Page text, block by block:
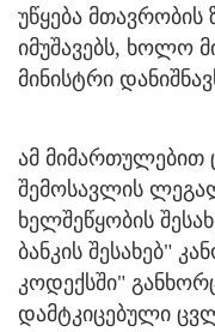
უწყება
იმუშავებს, ხოლო
მინისტრი
ამ მიმართულებით
შემოსავლის
ხელშეწყობის
ბანკის შესახებ"
კოდექსში"
დამტკიცებული